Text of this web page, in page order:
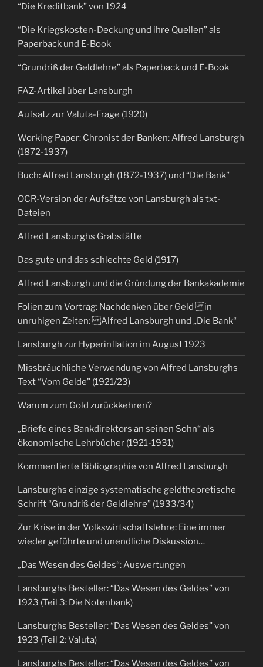
“Die Kreditbank” von 1924
“Die Kriegskosten-Deckung und ihre Quellen” als
Paperback und E-Book
“Grundriß der Geldlehre” als Paperback und E-Book
FAZ-Artikel über Lansburgh
Aufsatz zur Valuta-Frage (1920)
Working Paper: Chronist der Banken: Alfred Lansburgh
(1872-1937)
Buch: Alfred Lansburgh (1872-1937) und “Die Bank”
OCR-Version der Aufsätze von Lansburgh als txt-
Dateien
Alfred Lansburghs Grabstätte
Das gute und das schlechte Geld (1917)
Alfred Lansburgh und die Gründung der Bankakademie
Folien zum Vortrag: Nachdenken über Geld in
unruhigen Zeiten: Alfred Lansburgh und „Die Bank“
Lansburgh zur Hyperinflation im August 1923
Missbräuchliche Verwendung von Alfred Lansburghs
Text “Vom Gelde” (1921/23)
Warum zum Gold zurückkehren?
„Briefe eines Bankdirektors an seinen Sohn“ als
ökonomische Lehrbücher (1921-1931)
Kommentierte Bibliographie von Alfred Lansburgh
Lansburghs einzige systematische geldtheoretische
Schrift “Grundriß der Geldlehre” (1933/34)
Zur Krise in der Volkswirtschaftslehre: Eine immer
wieder geführte und unendliche Diskussion…
„Das Wesen des Geldes“: Auswertungen
Lansburghs Besteller: “Das Wesen des Geldes” von
1923 (Teil 3: Die Notenbank)
Lansburghs Besteller: “Das Wesen des Geldes” von
1923 (Teil 2: Valuta)
Lansburghs Besteller: “Das Wesen des Geldes” von